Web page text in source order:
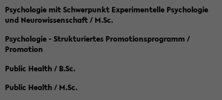
Psychologie mit Schwerpunkt Experimentelle Psychologie
und Neurowissenschaft / M.Sc.
Psychologie - Strukturiertes Promotionsprogramm /
Promotion
Public Health / B.Sc.
Public Health / M.Sc.